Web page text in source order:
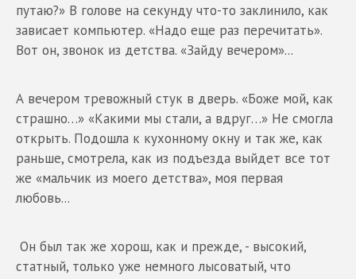
путаю?» В голове на секунду что-то заклинило, как
зависает компьютер. «Надо еще раз перечитать».
Вот он, звонок из детства. «Зайду вечером»...
А вечером тревожный стук в дверь. «Боже мой, как
страшно…» «Какими мы стали, а вдруг…» Не смогла
открыть. Подошла к кухонному окну и так же, как
раньше, смотрела, как из подъезда выйдет все тот
же «мальчик из моего детства», моя первая
любовь...
Он был так же хорош, как и прежде, - высокий,
статный, только уже немного лысоватый, что